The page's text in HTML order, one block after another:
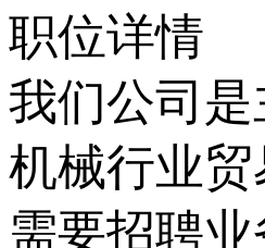
职位详情
我们公司
机械行业贸
需要招聘